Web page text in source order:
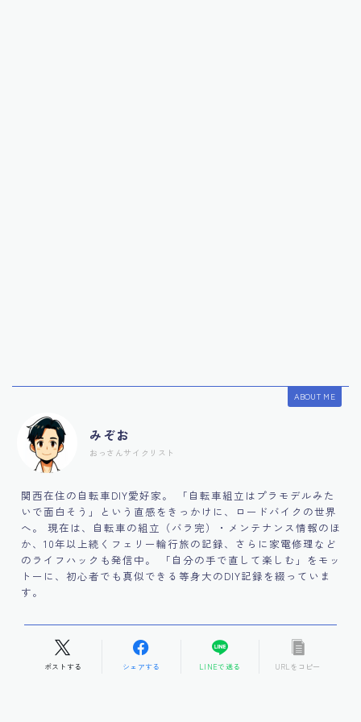
ABOUT ME
みぞお
おっさんサイクリスト
関西在住の自転車DIY愛好家。 「自転車組立はプラモデルみた
いで面白そう」という直感をきっかけに、ロードバイクの世界
へ。 現在は、自転車の組立（バラ完）・メンテナンス情報のほ
か、10年以上続くフェリー輪行旅の記録、さらに家電修理など
のライフハックも発信中。 「自分の手で直して楽しむ」をモッ
トーに、初心者でも真似できる等身大のDIY記録を綴っていま
す。
ポストする シェアする LINEで送る URLをコピー